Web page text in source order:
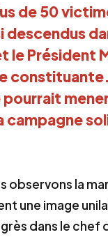
de 50
le Président
observons la
une image
dans le